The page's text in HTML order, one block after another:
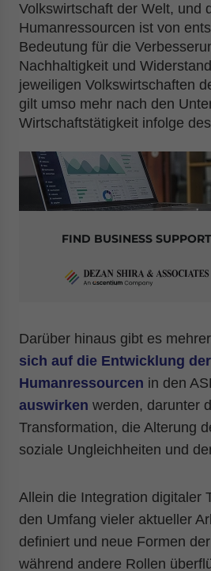
Volkswirtschaft der Welt, und
Humanressourcen ist von
Bedeutung für die
Nachhaltigkeit und
jeweiligen Volkswirtschaften
gilt umso mehr nach den
Wirtschaftstätigkeit infolge
FIND BUSINESS SUPPORT
Darüber hinaus gibt es
sich auf die Entwicklung der
Humanressourcen in den
auswirken werden, darunter
Transformation, die Alterung
soziale Ungleichheiten und
Allein die Integration digitaler
den Umfang vieler aktueller
definiert und neue Formen
während andere Rollen